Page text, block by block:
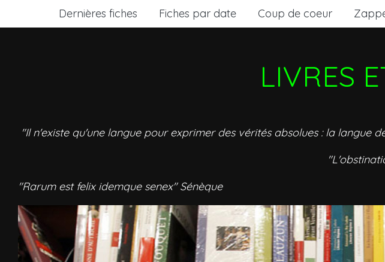
Dernières fiches Fiches par date Coup de coeur
LIVRES
"Il n'existe qu'une langue pour exprimer des vérités absolues : la langue
"Rarum est felix idemque senex" Sénèque